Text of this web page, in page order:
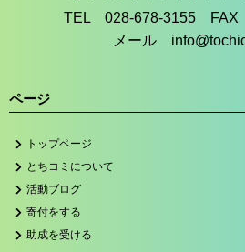
TEL 028-678-3155 FAX
メール
ページ
トップページ
とちコミについて
活動ブログ
寄付をする
助成を受ける